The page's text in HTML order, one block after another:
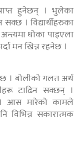
हुनेछन् । भुलेका
। विद्यार्थीहरुका
धोका पाइएला
मन खिन्न रहनेछ ।
। बोलीको गलत अर्थ
टाढिन सक्छन् ।
। आस मारेको कामले
सकारात्मक